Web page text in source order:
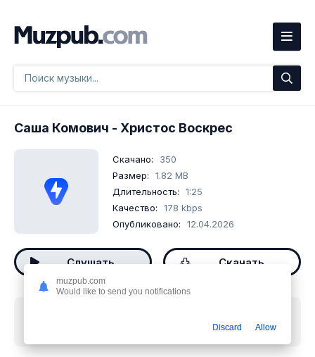
Саша Комович - Христос Воскрес
Скачано:
350
Размер:
1.82 MB
Длительность:
1:25
Качество:
178 kbps
Опубликовано:
12.04.2026
Слушать Скачать
muzpub.com
Would like to send you notifications
Discard Allow